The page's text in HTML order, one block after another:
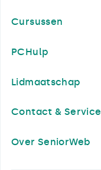
Cursussen
PCHulp
Lidmaatschap
Contact & Service
Over SeniorWeb